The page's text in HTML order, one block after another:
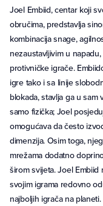
Joel Embiid, centar koji
obručima, predstavlja
kombinacija snage,
nezaustavljivim u
protivničke igrače.
igre tako i sa linije
blokada, stavlja ga u
samo fizička; Joel
omogućava da često
dimenzija. Osim toga,
mrežama dodatno
širom svijeta. Joel
svojim igrama redovno
najboljih igrača na planeti.